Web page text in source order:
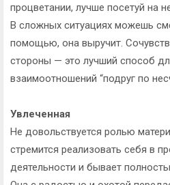
процветании, лучше посетуй на
В сложных ситуациях можешь
помощью, она выручит.
стороны — это лучший способ
взаимоотношений “подруг по
Увлеченная
Не довольствуется ролью
стремится реализовать себя в
деятельности и бывает